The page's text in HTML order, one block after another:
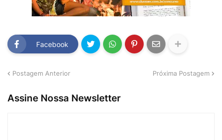
Facebook
Postagem Anterior Próxima Postagem
Assine Nossa Newsletter